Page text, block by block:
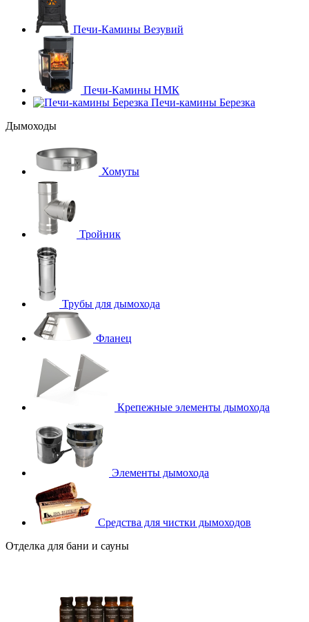
Печи-Камины Везувий
Печи-Камины НМК
Печи-камины Березка
Дымоходы
Хомуты
Тройник
Трубы для дымохода
Фланец
Крепежные элементы дымохода
Элементы дымохода
Средства для чистки дымоходов
Отделка для бани и сауны